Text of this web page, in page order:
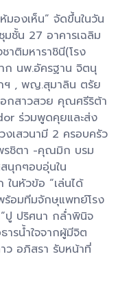
มองเห็น” จัดขึ้นในวัน
ชั้น 27 อาคารเฉลิม
ติมหาราชินี(โรง
ก นพ.อัครฐาน จิตนุ
ฯ , พญ.สุมาลิน ตรัย
กสาวสวย คุณศรีริต้า
ร่วมพูดคุยและส่ง
เสวนามี 2 ครอบครัว
ชิตา -คุณมิก บรม
นุกๆอบอุ่นใน
นหัวข้อ “เล่นได้
ร้อมทีมจักษุแพทย์โรง
ปู ปริศนา กล่ำพินิจ
รน้ำใจจากผู้มีจิต
ว อภิสรา รับหน้าที่